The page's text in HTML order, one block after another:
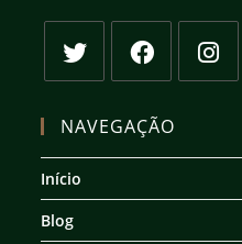
em
nova
aba
em
aba
aba
NAVEGAÇÃO
Início
Blog